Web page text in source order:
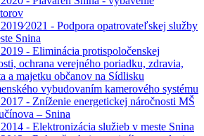
- Podpora opatrovateľskej služby
Snina
- Eliminácia protispoločenskej
ochrana verejného poriadku, zdravia,
a majetku občanov na Sídlisku
vybudovaním kamerového systému
- Zníženie energetickej náročnosti MŠ
– Snina
- Elektronizácia služieb v meste Snina